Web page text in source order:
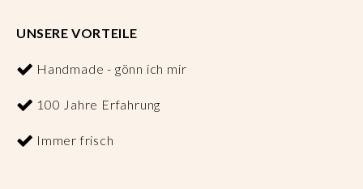
UNSERE VORTEILE
Handmade - gönn ich mir
100 Jahre Erfahrung
Immer frisch